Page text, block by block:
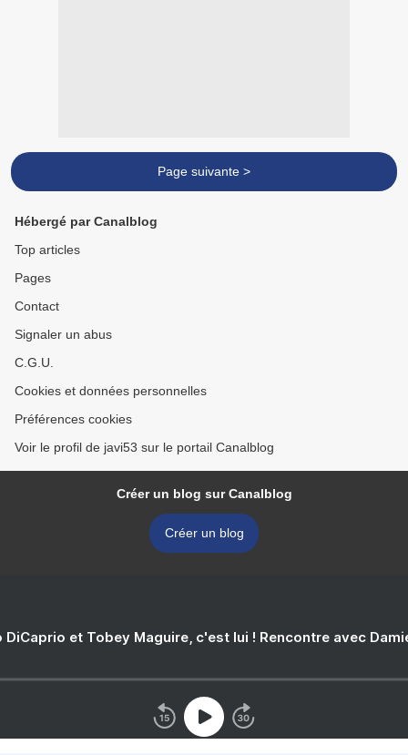
Page suivante >
Hébergé par Canalblog
Top articles
Pages
Contact
Signaler un abus
C.G.U.
Cookies et données personnelles
Préférences cookies
Voir le profil de javi53 sur le portail Canalblog
Créer un blog sur Canalblog
Créer un blog
DiCaprio et Tobey Maguire, c'est lui ! Rencontre avec